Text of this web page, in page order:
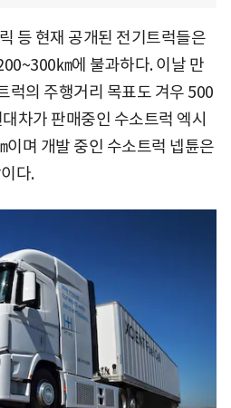
등 현재 공개된 전기트럭들은
㎞에 불과하다. 이날 만
럭의 주행거리 목표도 겨우 500
차가 판매중인 수소트럭 엑시
며 개발 중인 수소트럭 넵튠은
다.